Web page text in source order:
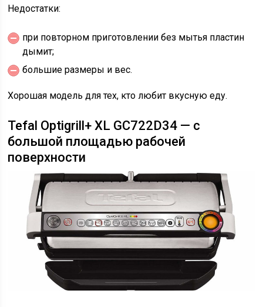
Недостатки:
при повторном приготовлении без мытья пластин
дымит;
большие размеры и вес.
Хорошая модель для тех, кто любит вкусную еду.
Tefal Optigrill+ XL GC722D34 — с
большой площадью рабочей
поверхности